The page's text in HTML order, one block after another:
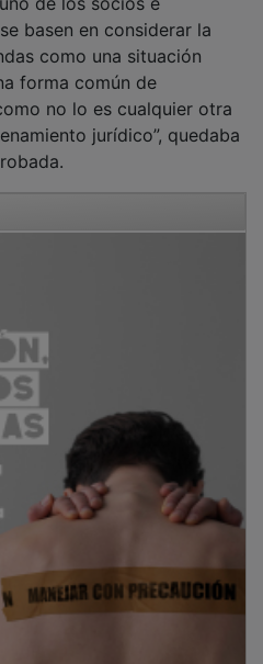
basen en considerar la
como una situación
forma común de
no lo es cualquier otra
jurídico”, quedaba